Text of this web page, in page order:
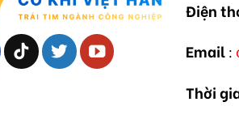
Điện
Email:
Thời